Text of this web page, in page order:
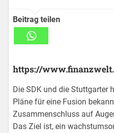
Beitrag teilen
https://
Die SDK und die Stuttgarter
Pläne für eine Fusion
Zusammenschluss auf
Das Ziel ist, ein